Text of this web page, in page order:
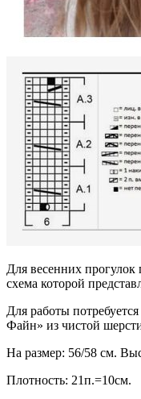
Для весенних прогулок
схема которой
Для работы
Файн» из чистой
На размер: 56/58 см.
Плотность: 21п.=10см.